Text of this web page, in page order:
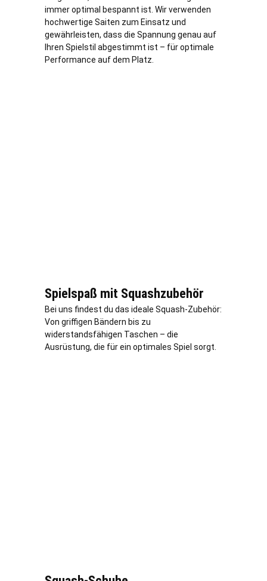
immer optimal bespannt ist. Wir verwenden
hochwertige Saiten zum Einsatz und
gewährleisten, dass die Spannung genau auf
Ihren Spielstil abgestimmt ist – für optimale
Performance auf dem Platz.
Spielspaß mit Squashzubehör
Bei uns findest du das ideale Squash-Zubehör:
Von griffigen Bändern bis zu
widerstandsfähigen Taschen – die
Ausrüstung, die für ein optimales Spiel sorgt.